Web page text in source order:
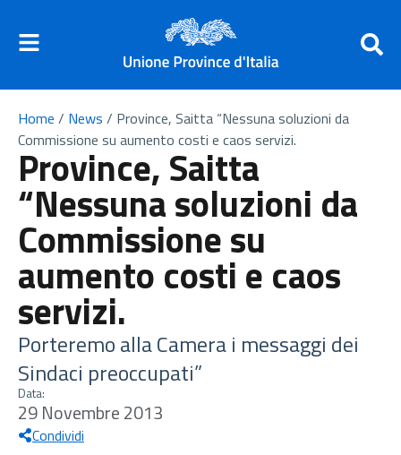
Home / News / Province, Saitta “Nessuna soluzioni da
Commissione su aumento costi e caos servizi.
Province, Saitta
“Nessuna soluzioni da
Commissione su
aumento costi e caos
servizi.
Porteremo alla Camera i messaggi dei
Sindaci preoccupati”
Data:
29 Novembre 2013
Condividi